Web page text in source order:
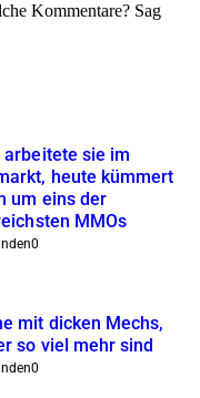
Kommentare? Sag
arbeitete sie im
heute kümmert
um eins der
MMOs
0
mit dicken Mechs,
so viel mehr sind
0